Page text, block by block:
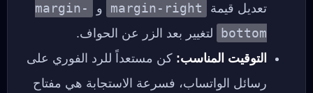
تعديل قيمة
margin-right و
margin-
bottom
لتغيير بعد الزر عن الحواف.
التوقيت المناسب: كن مستعداً للرد الفوري على
رسائل الواتساب، فسرعة الاستجابة هي مفتاح